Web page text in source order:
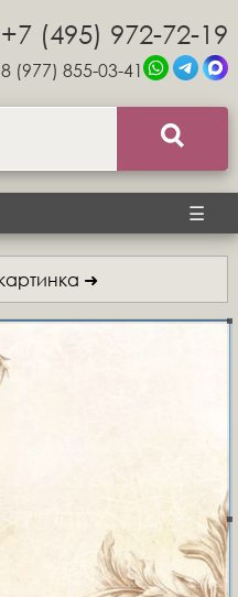
+7 (495) 972-72-19
8 (977) 855-03-41
☰
➜